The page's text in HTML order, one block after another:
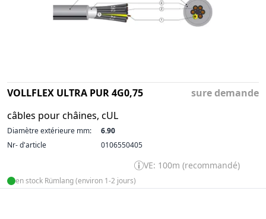
VOLLFLEX ULTRA PUR 4G0,75
câbles pour châines, cUL
sure demande
Diamètre extérieure mm:
6.90
Nr- d'article
0106550405
VE: 100m (recommandé)
en stock Rümlang (environ 1-2 jours)